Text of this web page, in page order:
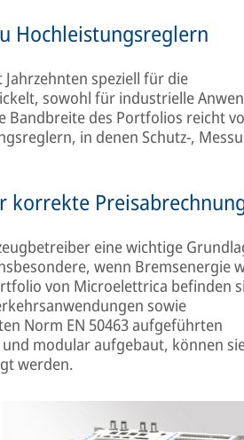
Hochleistungsreglern
speziell für die
sowohl für industrielle
des Portfolios reicht
in denen Schutz-,
korrekte
eine wichtige
wenn Bremsenergie
von Microelettrica befinden
sowie
Norm EN 50463 aufgeführten
modular aufgebaut, können
werden.